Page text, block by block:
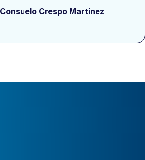
Consuelo Crespo Martinez